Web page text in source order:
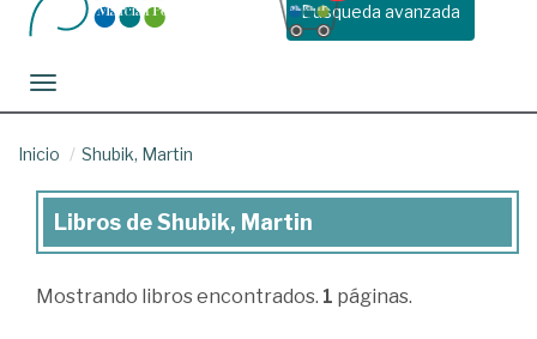
Busqueda avanzada
Toggle navigation
Inicio Shubik, Martin
Libros
Shubik,
Libros de Shubik, Martin
Mostrando libros encontrados. 1 páginas.